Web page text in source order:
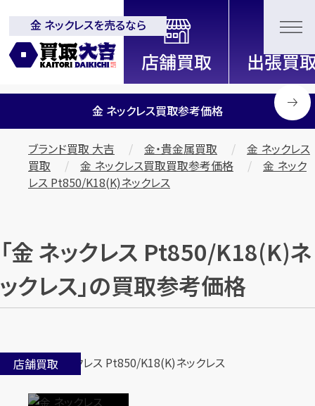
全国2000店舗以上展開中！
信頼と実績の買取専門店「買取大
吉」
金 ネックレスを売るなら
金 ネックレス買取参考価格
ブランド買取 大吉 金・貴金属買取
金 ネックレス
買取
金 ネックレス買取買取参考価格
金 ネック
レス Pt850/K18(K)ネックレス
「金 ネックレス Pt850/K18(K)ネ
ックレス」の買取参考価格
店舗買取